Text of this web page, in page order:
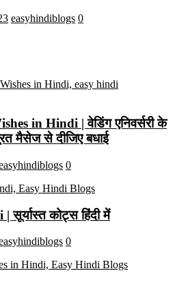
easyhindiblogs 0
in Hindi | वेडिंग एनिवर्सरी के
मैसेज से दीजिए बधाई
0
कोट्स हिंदी में
0